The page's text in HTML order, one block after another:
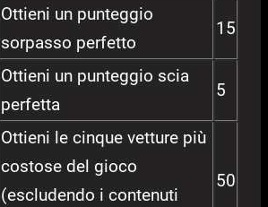
Ottieni un punteggio
sorpasso perfetto
15
Ottieni un punteggio scia
perfetta
5
Ottieni le cinque vetture più
costose del gioco
(escludendo i contenuti
50